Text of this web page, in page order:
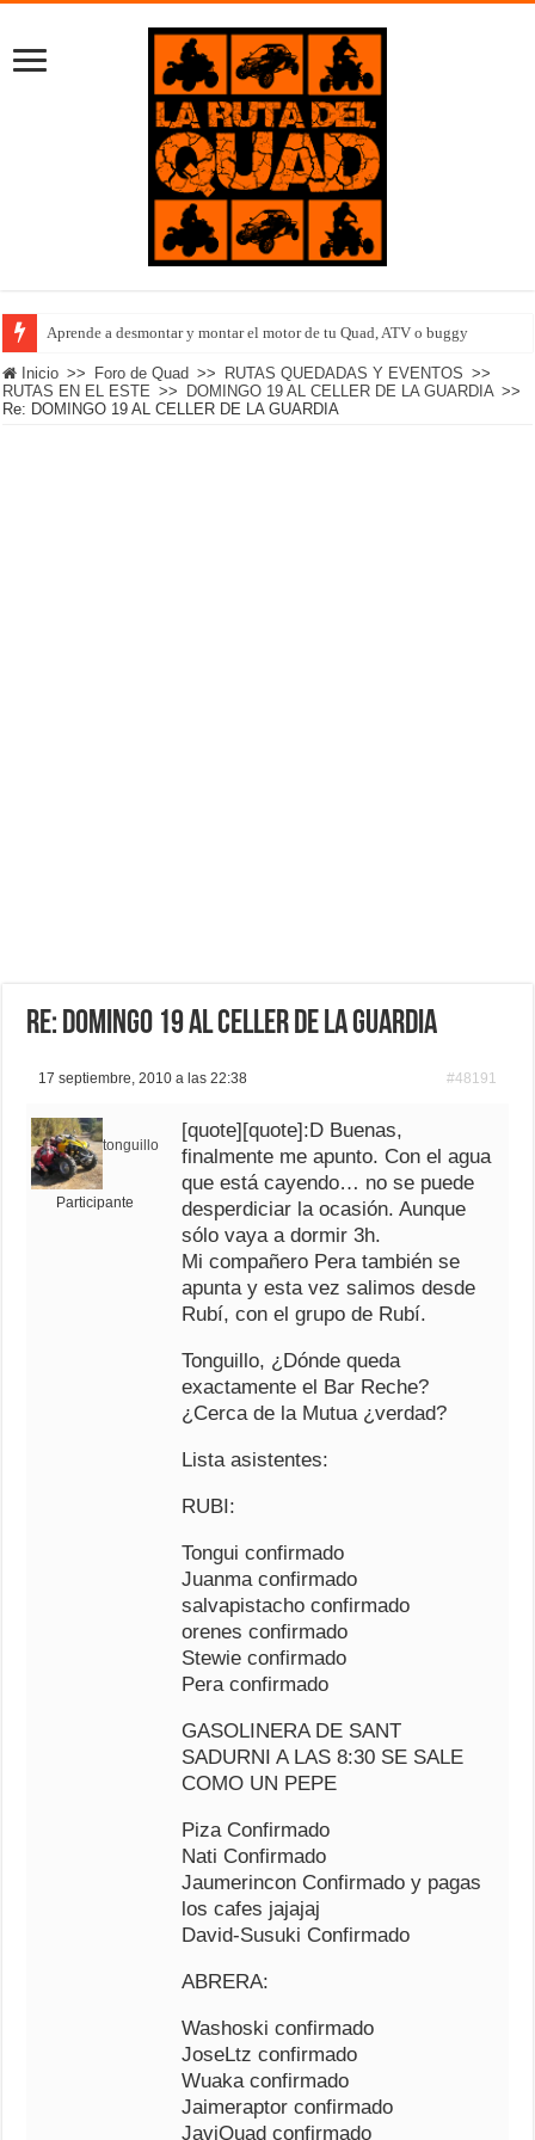
Aprende a desmontar y montar el motor de tu Quad, ATV o buggy
Inicio >> Foro de Quad >> RUTAS QUEDADAS Y EVENTOS >>
RUTAS EN EL ESTE >> DOMINGO 19 AL CELLER DE LA GUARDIA >>
Re: DOMINGO 19 AL CELLER DE LA GUARDIA
Re: DOMINGO 19 AL CELLER DE LA GUARDIA
17 septiembre, 2010 a las 22:38 #48191
tonguillo
Participante
[quote][quote]:D Buenas,
finalmente me apunto. Con el agua
que está cayendo… no se puede
desperdiciar la ocasión. Aunque
sólo vaya a dormir 3h.
Mi compañero Pera también se
apunta y esta vez salimos desde
Rubí, con el grupo de Rubí.
Tonguillo, ¿Dónde queda
exactamente el Bar Reche?
¿Cerca de la Mutua ¿verdad?
Lista asistentes:
RUBI:
Tongui confirmado
Juanma confirmado
salvapistacho confirmado
orenes confirmado
Stewie confirmado
Pera confirmado
GASOLINERA DE SANT
SADURNI A LAS 8:30 SE SALE
COMO UN PEPE
Piza Confirmado
Nati Confirmado
Jaumerincon Confirmado y pagas
los cafes jajajaj
David-Susuki Confirmado
ABRERA:
Washoski confirmado
JoseLtz confirmado
Wuaka confirmado
Jaimeraptor confirmado
JaviQuad confirmado